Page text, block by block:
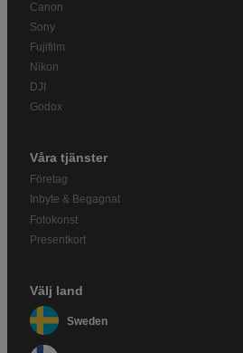
Canon
Sony
Fujifilm
Nikon
DJI
Godox
Våra tjänster
Företag
Inbyte & Begagnat
Fotokonst
Presentkort
Välj land
Sweden